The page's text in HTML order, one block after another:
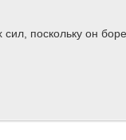
поскольку он